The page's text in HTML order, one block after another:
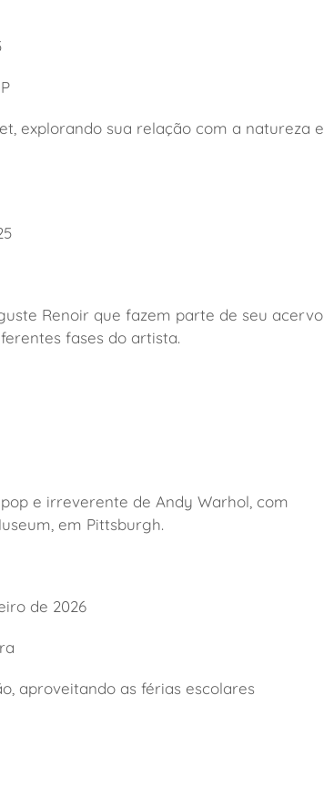
explorando sua relação com a natureza e
Renoir que fazem parte de seu acervo
fases do artista.
e irreverente de Andy Warhol, com
em Pittsburgh.
de 2026
aproveitando as férias escolares